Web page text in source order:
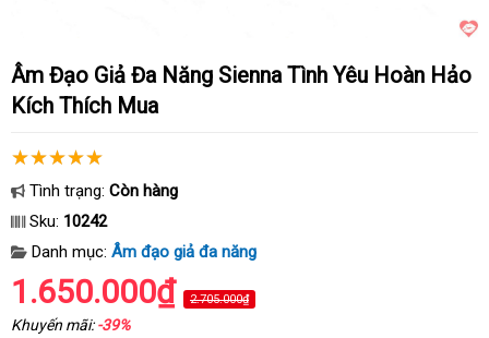
Âm Đạo Giả Đa Năng Sienna Tình Yêu Hoàn Hảo
Kích Thích Mua
Tình trạng: Còn hàng
Sku: 10242
Danh mục: Âm đạo giả đa năng
1.650.000₫ 2.705.000₫
Khuyến mãi:-39%